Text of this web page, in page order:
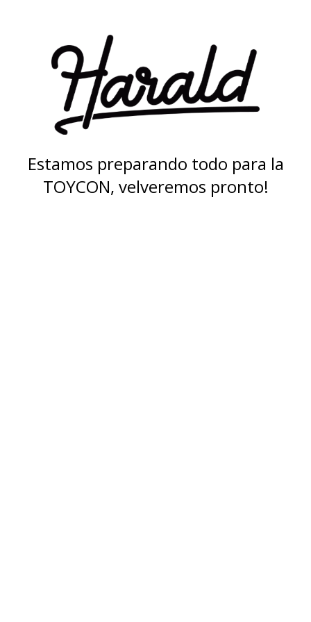
Estamos preparando todo para la
TOYCON, velveremos pronto!